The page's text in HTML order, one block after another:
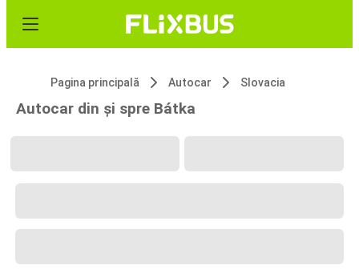
Pagina principală Autocar Slovacia
Autocar din și spre Bátka